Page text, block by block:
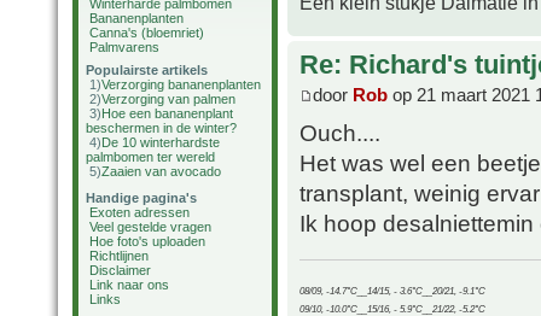
Winterharde palmbomen
Bananenplanten
Canna's (bloemriet)
Palmvarens
Populairste artikels
1)Verzorging bananenplanten
2)Verzorging van palmen
3)Hoe een bananenplant
beschermen in de winter?
4)De 10 winterhardste
palmbomen ter wereld
5)Zaaien van avocado
Handige pagina's
Exoten adressen
Veel gestelde vragen
Hoe foto's uploaden
Richtlijnen
Disclaimer
Link naar ons
Links
Re: Richard's
door Rob op 21 maart 2021
Ouch....
Het was wel een
transplant, weinig
Ik hoop
08/09, -14.7°C__14/15, - 3.6°C__20/21, -9.1°C
09/10, -10.0°C__15/16, - 5.9°C__21/22, -5.2°C